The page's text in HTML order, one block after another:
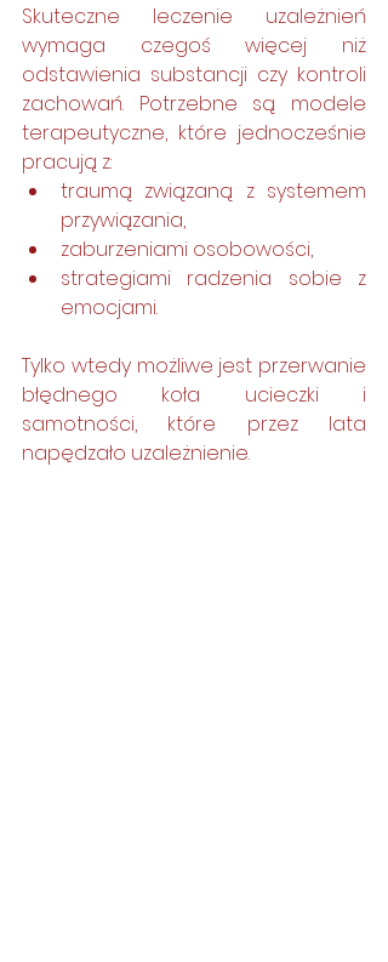
Skuteczne leczenie uzależnień
wymaga czegoś więcej niż
odstawienia substancji czy kontroli
zachowań. Potrzebne są modele
terapeutyczne, które jednocześnie
pracują z:
traumą związaną z systemem
przywiązania,
zaburzeniami osobowości,
strategiami radzenia sobie z
emocjami.
Tylko wtedy możliwe jest przerwanie
błędnego koła ucieczki i
samotności, które przez lata
napędzało uzależnienie.